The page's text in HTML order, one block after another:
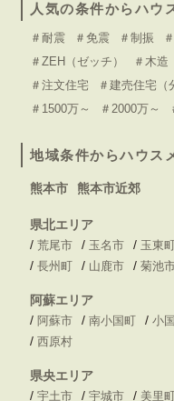
人気の条件からハウ
＃耐震 ＃免震 ＃制振
＃ZEH（ゼッチ）
＃木造
＃注文住宅
＃建売住宅（
＃1500万～
＃2000万～
地域条件からハウス
熊本市 熊本市近郊
県北エリア
/ 荒尾市 / 玉名市 / 玉東
/ 長州町 / 山鹿市 / 菊池
阿蘇エリア
/ 阿蘇市 / 南小国町 / 小
/ 西原村
県央エリア
/ 宇土市 / 宇城市 / 美里